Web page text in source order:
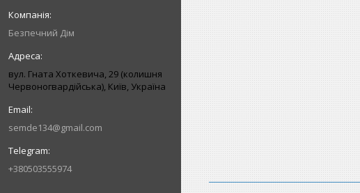
Безпечний Дім
вул. Гната Хоткевича, 29 (колишня
Червоногвардійська), Київ, Україна
semde134@gmail.com
+380503555974